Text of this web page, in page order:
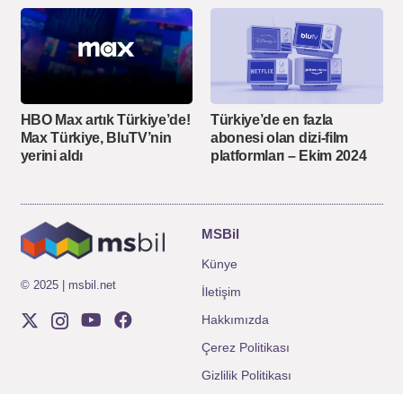
HBO Max artık Türkiye’de!
Max Türkiye, BluTV’nin
yerini aldı
Türkiye’de en fazla
abonesi olan dizi-film
platformları – Ekim 2024
© 2025 | msbil.net
MSBil
Künye
İletişim
Hakkımızda
Çerez Politikası
Gizlilik Politikası